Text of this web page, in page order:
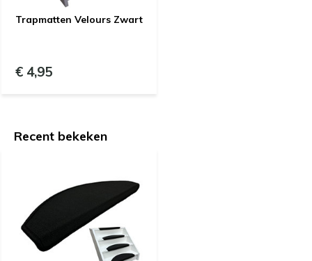
Trapmatten Velours Zwart
€ 4,95
Recent bekeken